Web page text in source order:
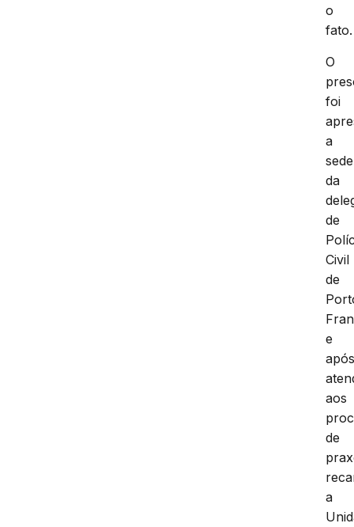
o
fato.
O
foi
a
sede
da
de
Civil
de
e
aos
de
a